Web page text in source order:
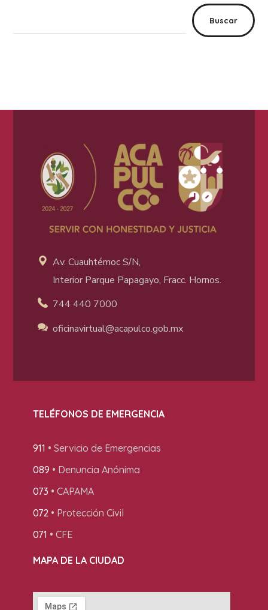
Buscar
Av. Cuauhtémoc S/N,
Interior Parque Papagayo, Fracc. Hornos.
744 440 7000
oficinavirtual@acapulco.gob.mx
TELÉFONOS DE EMERGENCIA
911 • Servicio de Emergencias
089 • Denuncia Anónima
073 • CAPAMA
072 • Protección Civil
071 • CFE
MAPA DE LA CIUDAD